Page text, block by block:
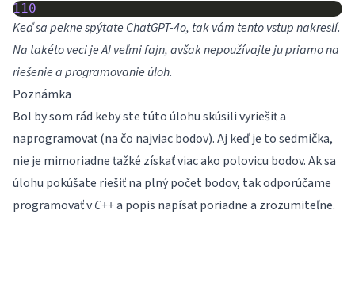
110
Keď sa pekne spýtate ChatGPT-4o, tak vám tento vstup nakreslí.
Na takéto veci je AI veľmi fajn, avšak nepoužívajte ju priamo na
riešenie a programovanie úloh.
Poznámka
Bol by som rád keby ste túto úlohu skúsili vyriešiť a
naprogramovať (na čo najviac bodov). Aj keď je to sedmička,
nie je mimoriadne ťažké získať viac ako polovicu bodov. Ak sa
úlohu pokúšate riešiť na plný počet bodov, tak odporúčame
programovať vC++a popis napísať poriadne a zrozumiteľne.